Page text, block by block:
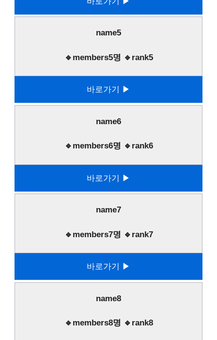
name5
🔹members5명 🔹rank5
바로가기 ▶
name6
🔹members6명 🔹rank6
바로가기 ▶
name7
🔹members7명 🔹rank7
바로가기 ▶
name8
🔹members8명 🔹rank8